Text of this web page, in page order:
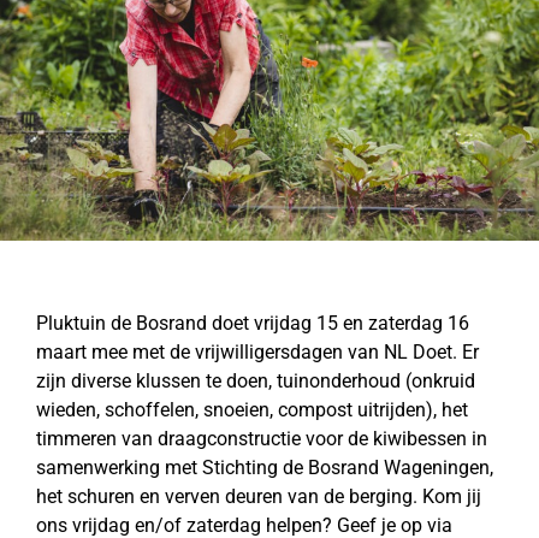
Pluktuin de Bosrand doet vrijdag 15 en zaterdag 16
maart mee met de vrijwilligersdagen van NL Doet. Er
zijn diverse klussen te doen, tuinonderhoud (onkruid
wieden, schoffelen, snoeien, compost uitrijden), het
timmeren van draagconstructie voor de kiwibessen in
samenwerking met Stichting de Bosrand Wageningen,
het schuren en verven deuren van de berging. Kom jij
ons vrijdag en/of zaterdag helpen? Geef je op via